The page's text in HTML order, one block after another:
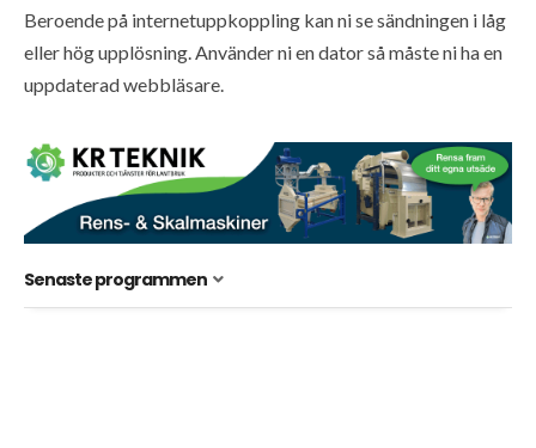
Beroende på internetuppkoppling kan ni se sändningen i låg
eller hög upplösning. Använder ni en dator så måste ni ha en
uppdaterad webbläsare.
Senaste programmen